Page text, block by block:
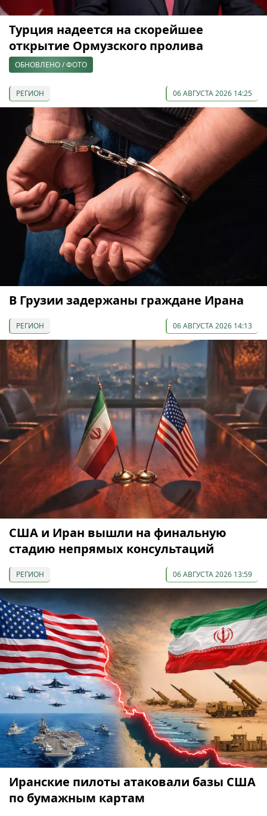
Турция надеется на скорейшее
открытие Ормузского пролива
ОБНОВЛЕНО / ФОТО
РЕГИОН 06 АВГУСТА 2026 14:25
В Грузии задержаны граждане Ирана
РЕГИОН 06 АВГУСТА 2026 14:13
США и Иран вышли на финальную
стадию непрямых консультаций
РЕГИОН 06 АВГУСТА 2026 13:59
Иранские пилоты атаковали базы США
по бумажным картам